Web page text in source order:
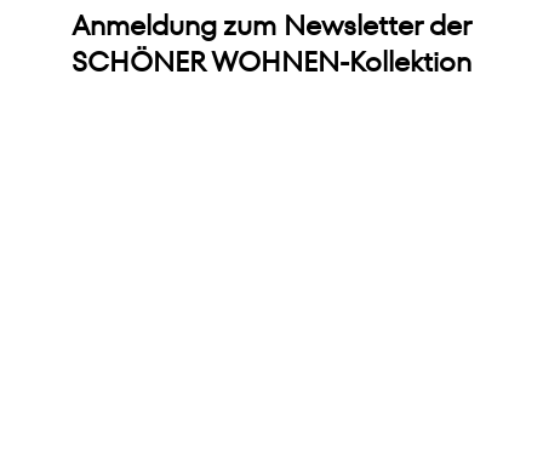
Anmeldung zum Newsletter der
SCHÖNER WOHNEN-Kollektion